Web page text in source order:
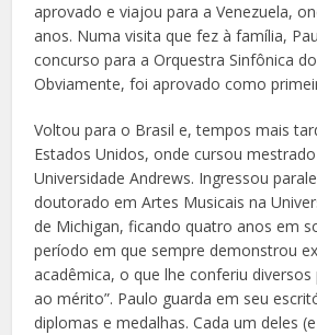
aprovado e viajou para a Venezuela,
anos. Numa visita que fez à família,
concurso para a Orquestra Sinfônica
Obviamente, foi aprovado como
Voltou para o Brasil e, tempos mais
Estados Unidos, onde cursou
Universidade Andrews. Ingressou
doutorado em Artes Musicais na
de Michigan, ficando quatro anos em
período em que sempre demonstrou
acadêmica, o que lhe conferiu diversos
ao mérito”. Paulo guarda em seu
diplomas e medalhas. Cada um deles